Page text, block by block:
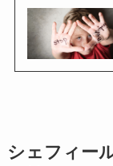
シェフィー